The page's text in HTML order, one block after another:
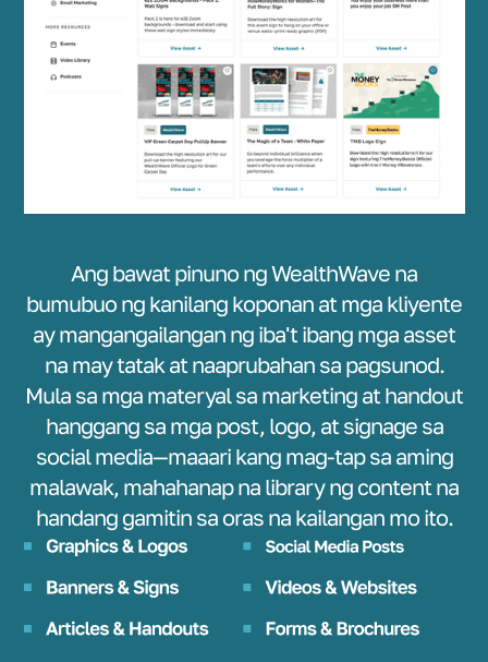
Ang bawat pinuno ng WealthWave na
bumubuo ng kanilang koponan at mga kliyente
ay mangangailangan ng iba't ibang mga asset
na may tatak at naaprubahan sa pagsunod.
Mula sa mga materyal sa marketing at handout
hanggang sa mga post, logo, at signage sa
social media—maaari kang mag-tap sa aming
malawak, mahahanap na library ng content na
handang gamitin sa oras na kailangan mo ito.